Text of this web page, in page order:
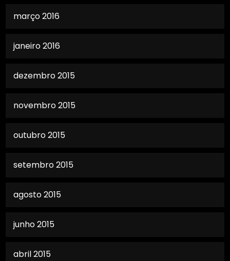
março 2016
janeiro 2016
dezembro 2015
novembro 2015
outubro 2015
setembro 2015
agosto 2015
junho 2015
abril 2015